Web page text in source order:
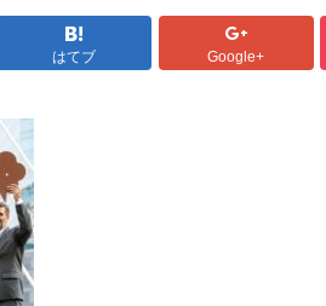
はてブ Google+